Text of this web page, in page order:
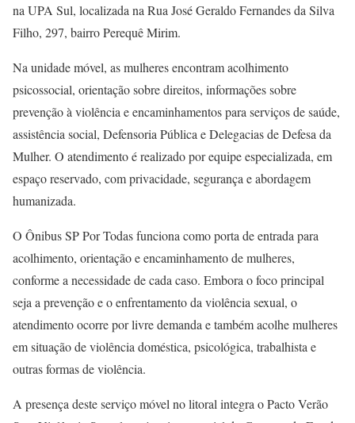
na UPA Sul, localizada na Rua José Geraldo Fernandes da Silva
Filho, 297, bairro Perequê Mirim.
Na unidade móvel, as mulheres encontram acolhimento
psicossocial, orientação sobre direitos, informações sobre
prevenção à violência e encaminhamentos para serviços de saúde,
assistência social, Defensoria Pública e Delegacias de Defesa da
Mulher. O atendimento é realizado por equipe especializada, em
espaço reservado, com privacidade, segurança e abordagem
humanizada.
O Ônibus SP Por Todas funciona como porta de entrada para
acolhimento, orientação e encaminhamento de mulheres,
conforme a necessidade de cada caso. Embora o foco principal
seja a prevenção e o enfrentamento da violência sexual, o
atendimento ocorre por livre demanda e também acolhe mulheres
em situação de violência doméstica, psicológica, trabalhista e
outras formas de violência.
A presença deste serviço móvel no litoral integra o Pacto Verão